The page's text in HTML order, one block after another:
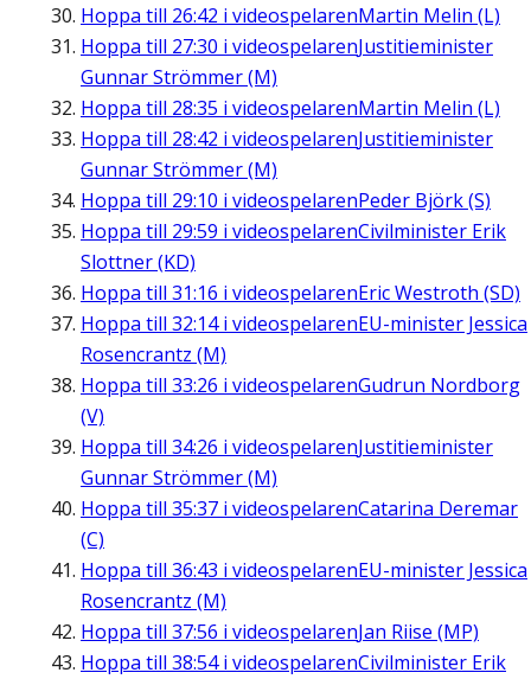
Hoppa till 26:42 i videospelarenMartin Melin (L)
Hoppa till 27:30 i videospelarenJustitieminister
Gunnar Strömmer (M)
Hoppa till 28:35 i videospelarenMartin Melin (L)
Hoppa till 28:42 i videospelarenJustitieminister
Gunnar Strömmer (M)
Hoppa till 29:10 i videospelarenPeder Björk (S)
Hoppa till 29:59 i videospelarenCivilminister Erik
Slottner (KD)
Hoppa till 31:16 i videospelarenEric Westroth (SD)
Hoppa till 32:14i videospelarenEU-minister Jessica
Rosencrantz (M)
Hoppa till 33:26 i videospelarenGudrun Nordborg
(V)
Hoppa till 34:26 i videospelarenJustitieminister
Gunnar Strömmer (M)
Hoppa till 35:37 i videospelarenCatarina Deremar
(C)
Hoppa till 36:43 i videospelarenEU-minister Jessica
Rosencrantz (M)
Hoppa till 37:56 i videospelarenJan Riise (MP)
Hoppa till 38:54i videospelarenCivilminister Erik